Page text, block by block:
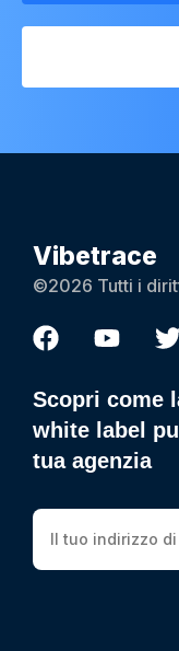
Vibetrace
©2026 Tutti i
Scopri come
white label
tua agenzia